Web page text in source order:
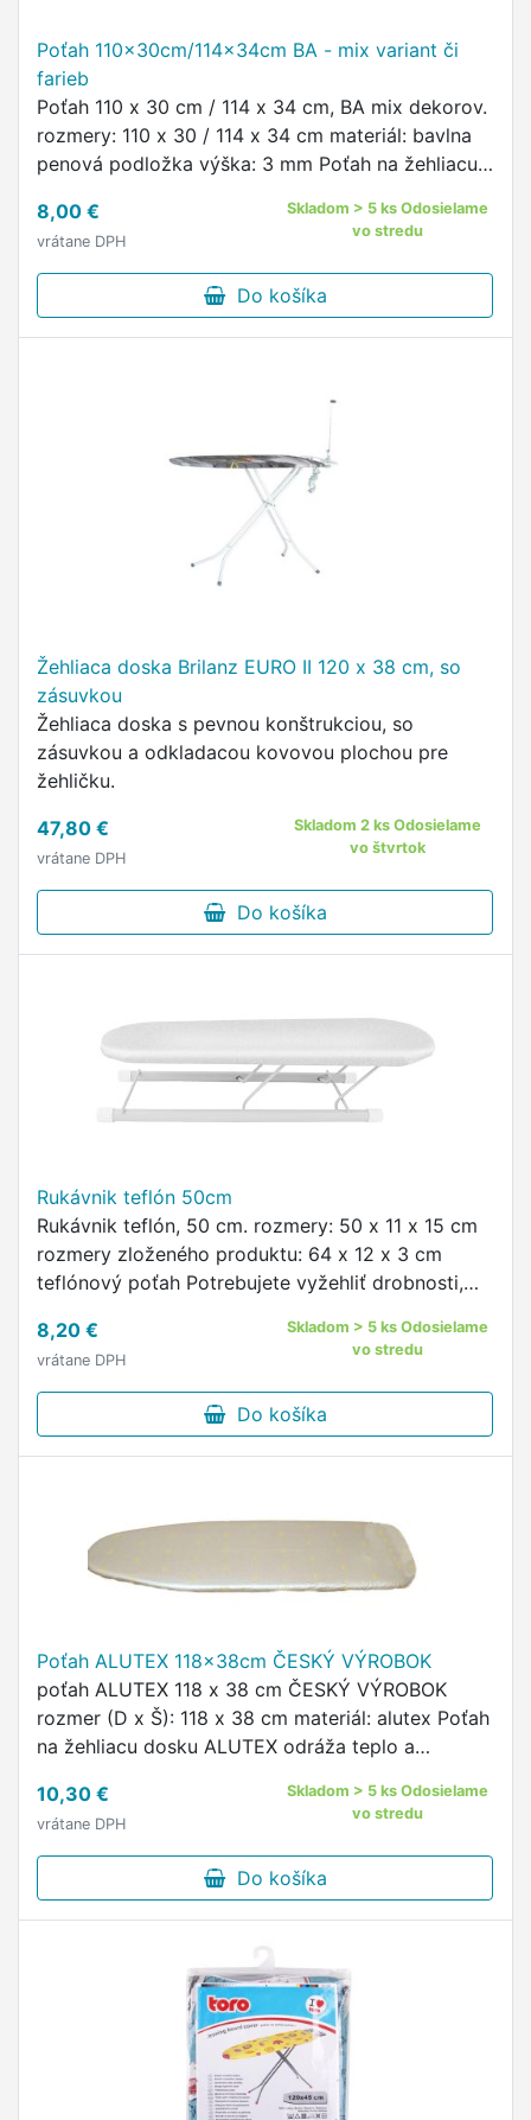
Poťah 110x30cm/114x34cm BA - mix variant či
farieb
Poťah 110 x 30 cm / 114 x 34 cm, BA mix dekorov.
rozmery: 110 x 30 / 114 x 34 cm materiál: bavlna
penová podložka výška: 3 mm Poťah na žehliacu
/ 114 x 34 …
8,00 €
vrátane DPH
Skladom > 5 ks Odosielame
vo stredu
Do košíka
Žehliaca doska Brilanz EURO II 120 x 38 cm, so
zásuvkou
Žehliaca doska s pevnou konštrukciou, so
zásuvkou a odkladacou kovovou plochou pre
žehličku.
47,80 €
vrátane DPH
Skladom 2 ks Odosielame
vo štvrtok
Do košíka
Rukávnik teflón 50cm
Rukávnik teflón, 50 cm. rozmery: 50 x 11 x 15 cm
rozmery zloženého produktu: 64 x 12 x 3 cm
teflónový poťah Potrebujete vyžehliť drobnosti,
8,20 €
vrátane DPH
Skladom > 5 ks Odosielame
vo stredu
Do košíka
Poťah ALUTEX 118x38cm ČESKÝ VÝROBOK
poťah ALUTEX 118 x 38 cm ČESKÝ VÝROBOK
rozmer (D x Š): 118 x 38 cm materiál: alutex Poťah
na žehliacu dosku ALUTEX odráža teplo a
10,30 €
vrátane DPH
Skladom > 5 ks Odosielame
vo stredu
Do košíka